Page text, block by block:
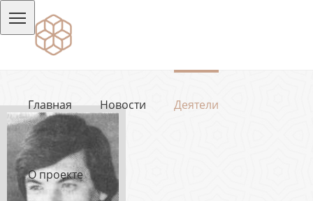
Главная Новости Деятели
О проекте